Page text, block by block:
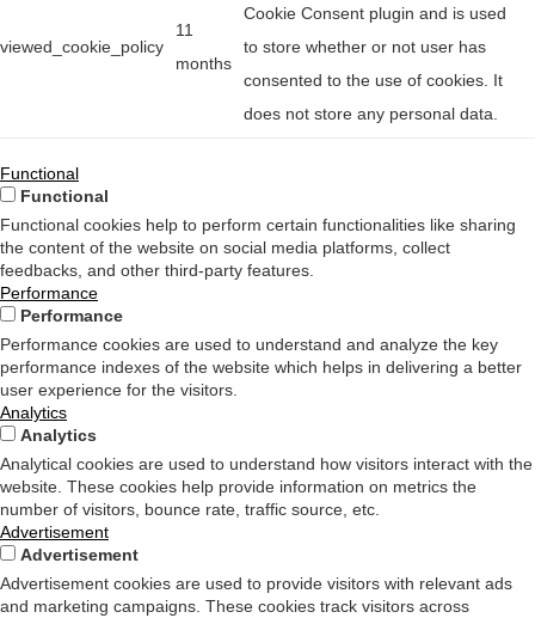
viewed_cookie_policy
11
months
Cookie Consent plugin and is used
to store whether or not user has
consented to the use of cookies. It
does not store any personal data.
Functional
Functional
Functional cookies help to perform certain functionalities like sharing
the content of the website on social media platforms, collect
feedbacks, and other third-party features.
Performance
Performance
Performance cookies are used to understand and analyze the key
performance indexes of the website which helps in delivering a better
user experience for the visitors.
Analytics
Analytics
Analytical cookies are used to understand how visitors interact with the
website. These cookies help provide information on metrics the
number of visitors, bounce rate, traffic source, etc.
Advertisement
Advertisement
Advertisement cookies are used to provide visitors with relevant ads
and marketing campaigns. These cookies track visitors across